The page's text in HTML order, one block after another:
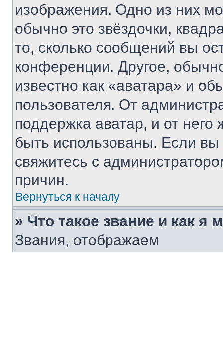
изображения. Одно из них
обычно это звёздочки,
то, сколько сообщений вы
конференции. Другое,
известно как «аватара» и
пользователя. От
поддержка аватар, и от него
быть использованы. Если
свяжитесь с
причин.
Вернуться к началу
» Что такое звание и как я
Звания, отображаем